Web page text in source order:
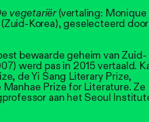
vegetariër(vertaling: Monique
Korea), geselecteerd door
bewaarde geheim van Zuid-
werd pas in 2015 vertaald.
de Yi Sang Literary Prize,
Prize for Literature. Ze
aan het Seoul